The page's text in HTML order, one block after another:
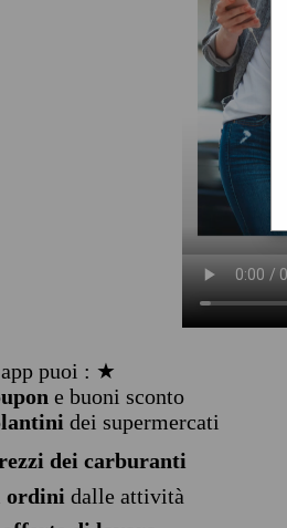
puoi : ★
e buoni sconto
dei supermercati
dei carburanti
ordini dalle attività